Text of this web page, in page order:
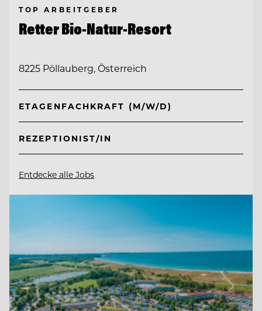
TOP ARBEITGEBER
Retter Bio-Natur-Resort
8225 Pöllauberg, Österreich
ETAGENFACHKRAFT (M/W/D)
REZEPTIONIST/IN
Entdecke alle Jobs